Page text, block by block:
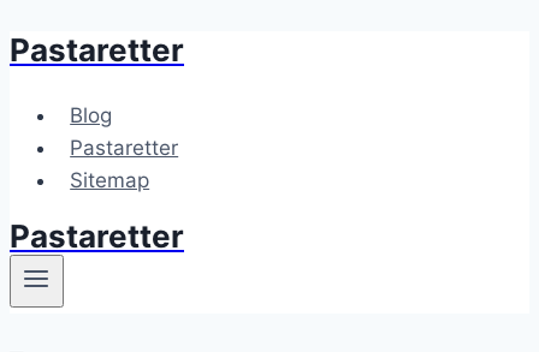
Fortsæt
indhold
Pastaretter
Blog
Pastaretter
Sitemap
Pastaretter